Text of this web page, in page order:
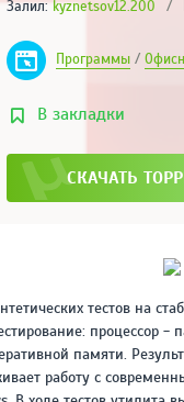
Залил:kyznetsov12.200 /
Программы/
В закладки
СКАЧАТЬ
тестов на
процессор
памяти.
работу с